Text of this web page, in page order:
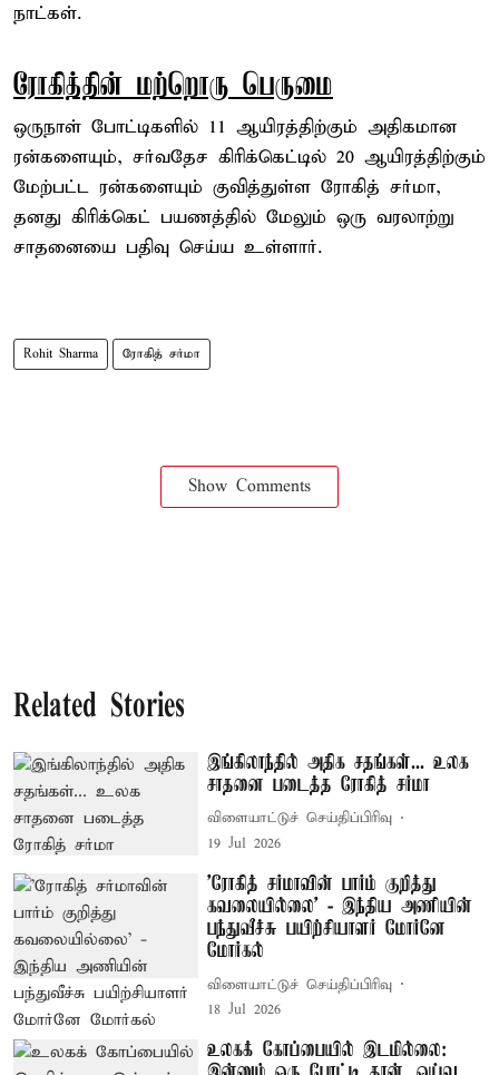
நாட்கள்.
ரோகித்தின் மற்றொரு பெருமை
ஒருநாள் போட்டிகளில் 11 ஆயிரத்திற்கும் அதிகமான
ரன்களையும், சர்வதேச கிரிக்கெட்டில் 20 ஆயிரத்திற்கும்
மேற்பட்ட ரன்களையும் குவித்துள்ள ரோகித் சர்மா,
தனது கிரிக்கெட் பயணத்தில் மேலும் ஒரு வரலாற்று
சாதனையை பதிவு செய்ய உள்ளார்.
Rohit Sharma ரோகித் சர்மா
Show Comments
Related Stories
இங்கிலாந்தில் அதிக சதங்கள்... உலக
சாதனை படைத்த ரோகித் சர்மா
விளையாட்டுச் செய்திப்பிரிவு
19 Jul 2026
'ரோகித் சர்மாவின் பார்ம் குறித்து
கவலையில்லை' - இந்திய அணியின்
பந்துவீச்சு பயிற்சியாளர் மோர்னே
மோர்கல்
விளையாட்டுச் செய்திப்பிரிவு
18 Jul 2026
உலகக் கோப்பையில் இடமில்லை: